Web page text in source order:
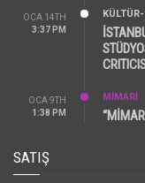
OCA 14TH
3:37 PM
OCA 9TH
1:38 PM
MİMARİ
SATIŞ